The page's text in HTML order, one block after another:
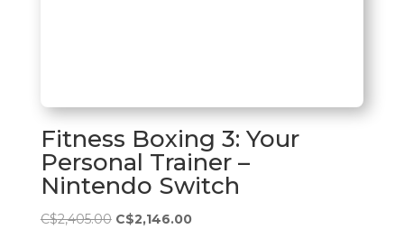
Fitness Boxing 3: Your
Personal Trainer –
Nintendo Switch
C$2,405.00 El
C$2,146.00El